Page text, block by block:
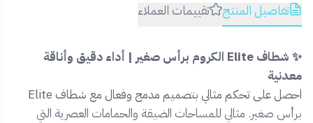
تفاصيل المنتج تقييمات العملاء
✨ شطاف Elite الكروم برأس صغير | أداء دقيق وأناقة
معدنية
احصل على تحكم مثالي بتصميم مدمج وفعال مع شطاف Elite
برأس صغير. مثالي للمساحات الضيقة والحمامات العصرية التي